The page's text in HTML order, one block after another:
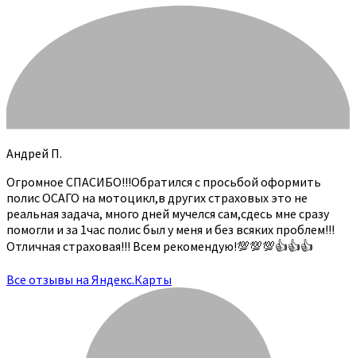
Андрей П.
Огромное СПАСИБО!!!Обратился с просьбой оформить
полис ОСАГО на мотоцикл,в других страховых это не
реальная задача, много дней мучелся сам,сдесь мне сразу
помогли и за 1час полис был у меня и без всяких проблем!!!
Отличная страховая!!! Всем рекомендую!💯💯💯👍👍👍
Все отзывы на Яндекс.Карты